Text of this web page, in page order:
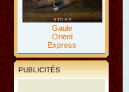
Gaule
Orient
Express
PUBLICITÉS